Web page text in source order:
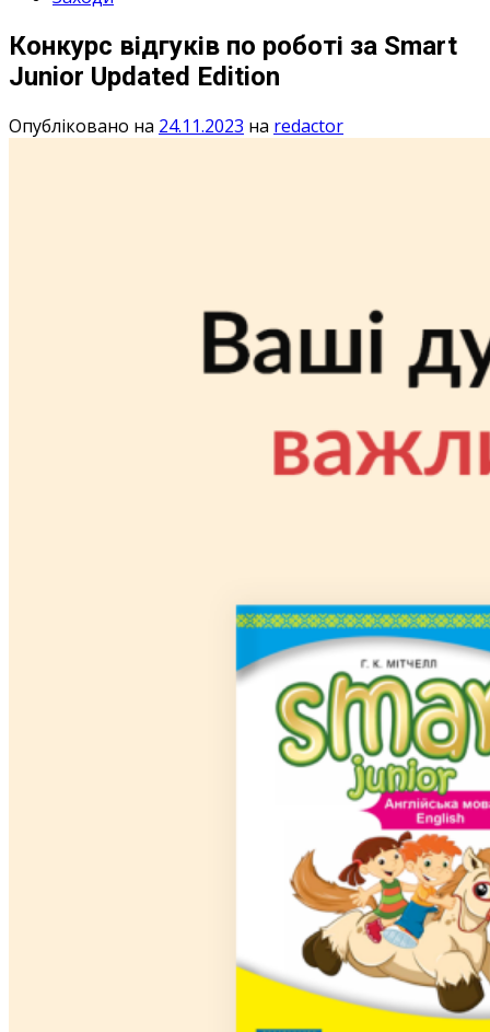
Конкурс відгуків по роботі за Smart
Junior Updated Edition
Опубліковано на 24.11.2023 на redactor